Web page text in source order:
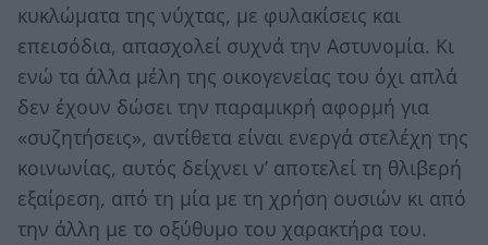
κυκλώματα της νύχτας, με φυλακίσεις και
επεισόδια, απασχολεί συχνά την Αστυνομία. Κι
ενώ τα άλλα μέλη της οικογενείας του όχι απλά
δεν έχουν δώσει την παραμικρή αφορμή για
«συζητήσεις», αντίθετα είναι ενεργά στελέχη της
κοινωνίας, αυτός δείχνει ν’ αποτελεί τη θλιβερή
εξαίρεση, από τη μία με τη χρήση ουσιών κι από
την άλλη με το οξύθυμο του χαρακτήρα του.